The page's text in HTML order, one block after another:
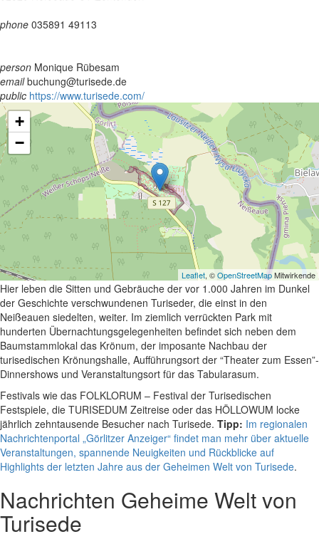
phone 035891 49113
person Monique Rübesam
emailbuchung@turisede.de
public https://www.turisede.com/
+
−
Leaflet, ©OpenStreetMapMitwirkende
Hier leben die Sitten und Gebräuche der vor 1.000 Jahren im Dunkel
der Geschichte verschwundenen Turiseder, die einst in den
Neißeauen siedelten, weiter. Im ziemlich verrückten Park mit
hunderten Übernachtungsgelegenheiten befindet sich neben dem
Baumstammlokal das Krönum, der imposante Nachbau der
turisedischen Krönungshalle, Aufführungsort der “Theater zum Essen”-
Dinnershows und Veranstaltungsort für das Tabularasum.
Festivals wie das FOLKLORUM – Festival der Turisedischen
Festspiele, die TURISEDUM Zeitreise oder das HÖLLOWUM locke
jährlich zehntausende Besucher nach Turisede. Tipp: Im regionalen
Nachrichtenportal „Görlitzer Anzeiger“ findet man mehr über aktuelle
Veranstaltungen, spannende Neuigkeiten und Rückblicke auf
Highlights der letzten Jahre aus der Geheimen Welt von Turisede.
Nachrichten Geheime Welt von
Turisede